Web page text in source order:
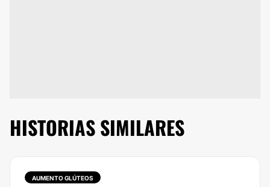
HISTORIAS SIMILARES
AUMENTO GLÚTEOS